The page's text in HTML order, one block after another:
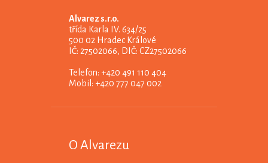
Alvarez s.r.o.
třída Karla IV. 634/25
500 02 Hradec Králové
IČ: 27502066, DIČ: CZ27502066
Telefon: +420 491 110 404
Mobil: +420 777 047 002
O Alvarezu